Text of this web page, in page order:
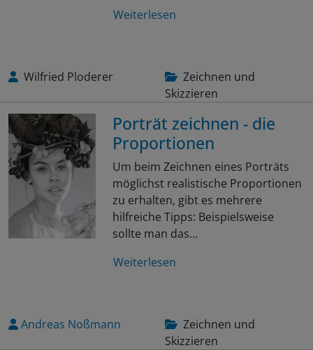
Weiterlesen
Wilfried Ploderer
Zeichnen und
Skizzieren
Porträt zeichnen - die
Proportionen
Um beim Zeichnen eines Porträts
möglichst realistische Proportionen
zu erhalten, gibt es mehrere
hilfreiche Tipps: Beispielsweise
sollte man das…
Weiterlesen
Andreas Noßmann
Zeichnen und
Skizzieren